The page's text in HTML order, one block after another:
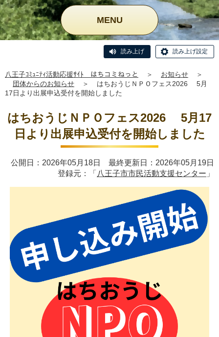
MENU
読み上げ 読み上げ設定
八王子ｺﾐｭﾆﾃｨ活動応援ｻｲﾄ はちコミねっと ＞ お知らせ
＞
団体からのお知らせ
＞
はちおうじＮＰＯフェス2026 5月
17日より出展申込受付を開始しました
はちおうじＮＰＯフェス2026 5月17
日より出展申込受付を開始しました
公開日：2026年05月18日 最終更新日：2026年05月19日
登録元：「 八王子市市民活動支援センター 」